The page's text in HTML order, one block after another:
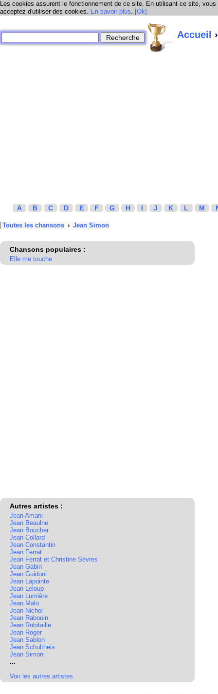
Les cookies assurent le fonctionnement de ce site. En utilisant ce site, vous
acceptez d'utiliser des cookies. En savoir plus. [Ok]
Accueil
A B C D E F G H I J K L M
Toutes les chansons › Jean Simon
Chansons populaires :
Elle me touche
Autres artistes :
Jean Amani
Jean Beaulne
Jean Boucher
Jean Collard
Jean Constantin
Jean Ferrat
Jean Ferrat et Christine Sèvres
Jean Gabin
Jean Guidoni
Jean Lapointe
Jean Leloup
Jean Lumière
Jean Malo
Jean Nichol
Jean Rabouin
Jean Robitaille
Jean Roger
Jean Sablon
Jean Schultheis
Jean Simon
...
Voir les autres artistes